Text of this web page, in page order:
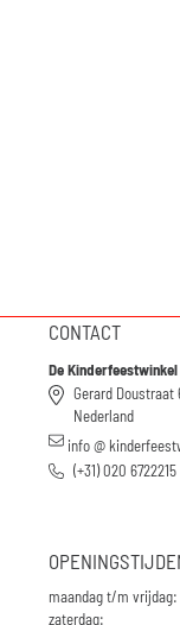
CONTACT
De Kinderfeestwinkel
Gerard Doustraat
Nederland
info @
(+31) 020 6722215
maandag t/m vrijdag:
zaterdag: